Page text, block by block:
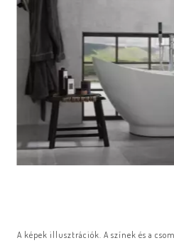
A képek illusztrációk. A színek és a